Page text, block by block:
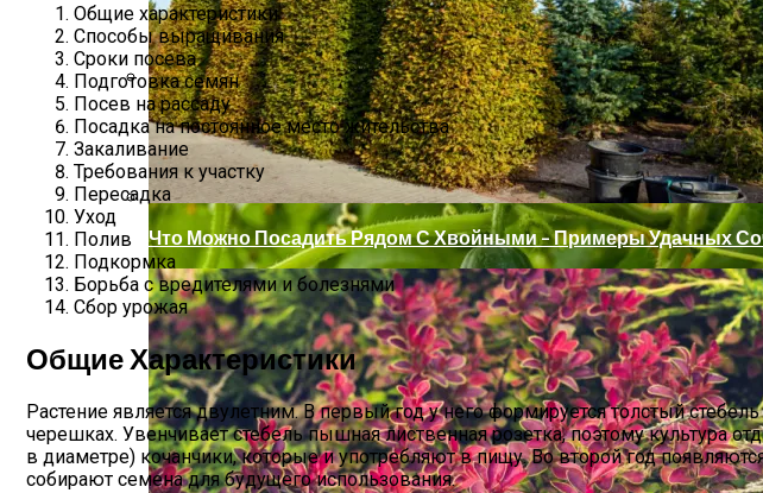
Секреты Позднего Посева Огурцов
Что Можно Посадить Рядом С Хвойными – Примеры Удачных
Общие характеристики
Способы выращивания
Сроки посева
Подготовка семян
Посев на рассаду
Посадка на постоянное место жительства
Закаливание
Требования к участку
Пересадка
Уход
Полив
Подкормка
Борьба с вредителями и болезнями
Сбор урожая
Общие Характеристики
Растение является двулетним. В первый год у него формируется толстый
черешках. Увенчивает стебель пышная лиственная розетка, поэтому культура
в диаметре) кочанчики, которые и употребляют в пищу. Во второй год
собирают семена для будущего использования.